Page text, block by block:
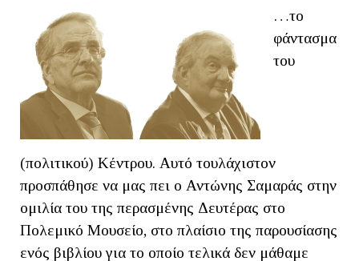
…το
φάντασμα
του
(πολιτικού) Κέντρου. Αυτό τουλάχιστον
προσπάθησε να μας πει ο Αντώνης Σαμαράς στην
ομιλία του της περασμένης Δευτέρας στο
Πολεμικό Μουσείο, στο πλαίσιο της παρουσίασης
ενός βιβλίου για το οποίο τελικά δεν μάθαμε